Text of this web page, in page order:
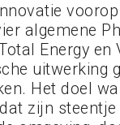
algemene
Energy en
uitwerking
Het doel
zijn